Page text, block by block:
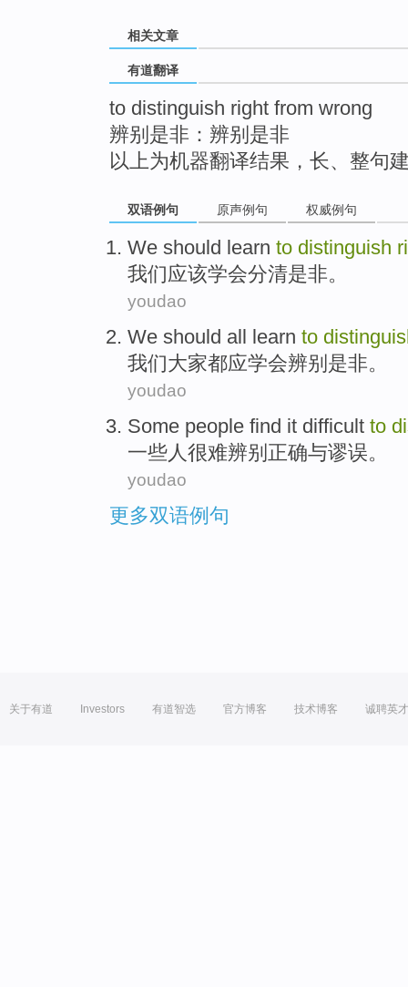
相关文章
有道翻译
to distinguish right from wrong
辨别是非：辨别是非
以上为机器翻译结果，长、整句
双语例句 原声例句 权威例句
We should learn to distinguish
我们应该学会分清是非。
youdao
We should all learn to
我们大家都应学会辨别 是非。
youdao
Some people find it difficult to
一些 人 很难辨别 正确与谬误。
youdao
更多双语例句
关于有道 Investors 有道智选 官方博客 技术博客 诚聘英才